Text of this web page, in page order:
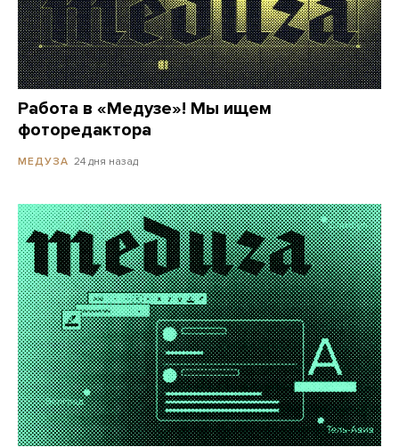
Работа в «Медузе»! Мы ищем
фоторедактора
МЕДУЗА 24 дня назад